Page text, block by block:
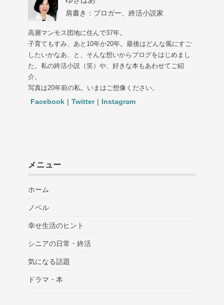
肩書き：ブロガー、終活小説家
高層マンモス団地に住んで37年。
子育てもすみ、あと10年か20年。最後はどんな風にすご
したいかなあ、と、そんな想いからブログをはじめまし
た。私の終活小説（笑）や、好きな本もあわせてご紹
介。
写真は20年前の私。いまはご想像ください。
Facebook | Twitter | Instagram
メニュー
ホーム
ノベル
幸せ生活のヒント
シニアの日常・終活
気になる話題
ドラマ・本